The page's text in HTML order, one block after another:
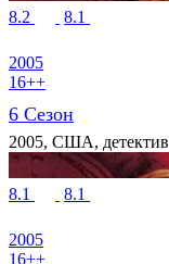
8.2 8.1
2005
16++
6 Сезон
2005, США, детектив
8.1 8.1
2005
16++